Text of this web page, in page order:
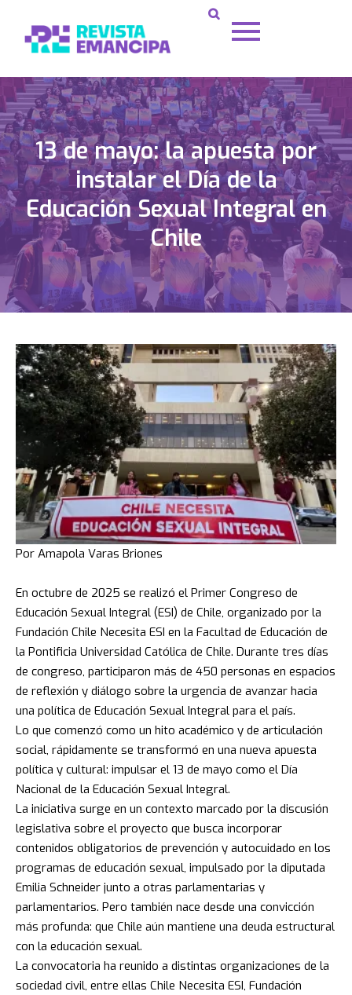
13 de mayo: la apuesta por
instalar el Día de la
Educación Sexual Integral en
Chile
Por Amapola Varas Briones
En octubre de 2025 se realizó el Primer Congreso de
Educación Sexual Integral (ESI) de Chile, organizado por la
Fundación Chile Necesita ESI en la Facultad de Educación de
la Pontificia Universidad Católica de Chile. Durante tres días
de congreso, participaron más de 450 personas en espacios
de reflexión y diálogo sobre la urgencia de avanzar hacia
una política de Educación Sexual Integral para el país.
Lo que comenzó como un hito académico y de articulación
social, rápidamente se transformó en una nueva apuesta
política y cultural: impulsar el 13 de mayo como el Día
Nacional de la Educación Sexual Integral.
La iniciativa surge en un contexto marcado por la discusión
legislativa sobre el proyecto que busca incorporar
contenidos obligatorios de prevención y autocuidado en los
programas de educación sexual, impulsado por la diputada
Emilia Schneider junto a otras parlamentarias y
parlamentarios. Pero también nace desde una convicción
más profunda: que Chile aún mantiene una deuda estructural
con la educación sexual.
La convocatoria ha reunido a distintas organizaciones de la
sociedad civil, entre ellas Chile Necesita ESI, Fundación